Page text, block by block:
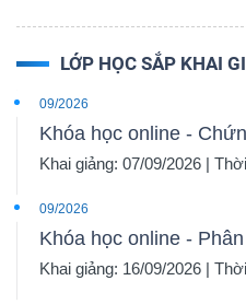
LỚP HỌC SẮP KHAI
09/2026
Khóa học online -
Khai giảng: 07/09/2026 |
09/2026
Khóa học online -
Khai giảng: 16/09/2026 |